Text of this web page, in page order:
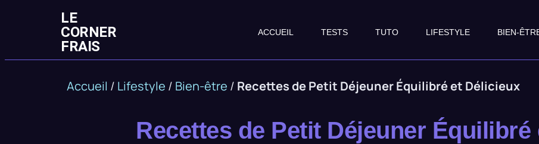
LE
CORNER
FRAIS
ACCUEIL TESTS TUTO LIFESTYLE BIEN-
Accueil / Lifestyle / Bien-être / Recettes de Petit Déjeuner Équilibré et Délicieux
Recettes de Petit Déjeuner